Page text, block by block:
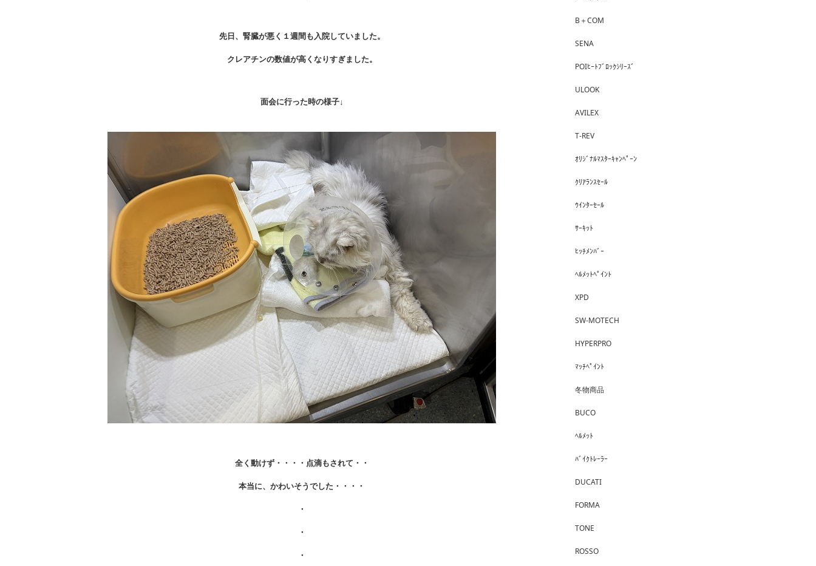
先日、腎臓が悪く１週間も入院していました。
クレアチンの数値が高くなりすぎました。
面会に行った時の様子↓
全く動けず・・・・点滴もされて・・
本当に、かわいそうでした・・・・
・
・
・
B＋COM
SENA
POIﾋｰﾄﾌﾞﾛｯｸｼﾘｰｽﾞ
ULOOK
AVILEX
T-REV
ｵﾘｼﾞﾅﾙﾏｽﾀｰｷｬﾝﾍﾟｰﾝ
ｸﾘｱﾗﾝｽｾｰﾙ
ｳｲﾝﾀｰｾｰﾙ
ｻｰｷｯﾄ
ﾋｯﾁﾒﾝﾊﾞｰ
ﾍﾙﾒｯﾄﾍﾟｲﾝﾄ
XPD
SW-MOTECH
HYPERPRO
ﾏｯﾁﾍﾟｲﾝﾄ
冬物商品
BUCO
ﾍﾙﾒｯﾄ
ﾊﾞｲｸﾄﾚｰﾗｰ
DUCATI
FORMA
TONE
ROSSO